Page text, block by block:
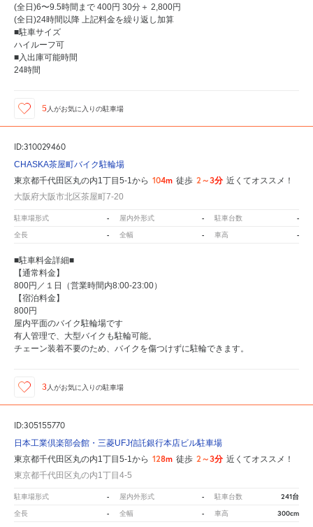
(全日)6〜9.5時間まで 400円 30分＋ 2,800円
(全日)24時間以降 上記料金を繰り返し加算
■駐車サイズ
ハイルーフ可
■入出庫可能時間
24時間
5 人がお気に入りの駐車場
ID:310029460
CHASKA茶屋町バイク駐輪場
東京都千代田区丸の内1丁目5-1から 104m 徒歩 2～3分 近くてオススメ！
大阪府大阪市北区茶屋町7-20
駐車場形式 - 屋内外形式 - 駐車台数 -
全長 - 全幅 - 車高 -
■駐車料金詳細■
【通常料金】
800円／１日（営業時間内8:00-23:00）
【宿泊料金】
800円
屋内平面のバイク駐輪場です
有人管理で、大型バイクも駐輪可能。
チェーン装着不要のため、バイクを傷つけずに駐輪できます。
3 人がお気に入りの駐車場
ID:305155770
日本工業倶楽部会館・三菱UFJ信託銀行本店ビル駐車場
東京都千代田区丸の内1丁目5-1から 128m 徒歩 2～3分 近くてオススメ！
東京都千代田区丸の内1丁目4-5
駐車場形式 - 屋内外形式 - 駐車台数 241台
全長 - 全幅 - 車高 300cm